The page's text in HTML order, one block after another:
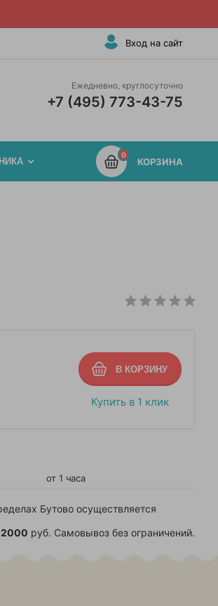
Вход на сайт
Ежедневно, круглосуточно
+7 (495) 773-43-75
0
КОРЗИНА
Купить в 1 клик
от 1 часа
Бутово осуществляется
2000 руб. Самовывоз без ограничений.